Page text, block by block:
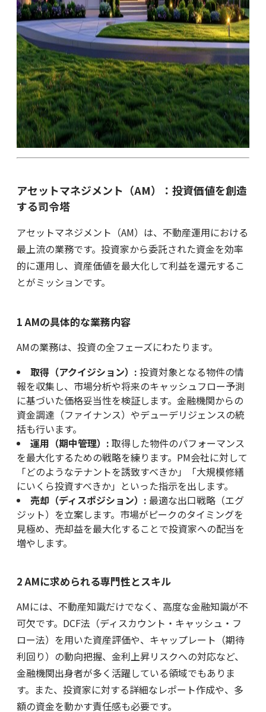
アセットマネジメント（AM）：投資価値を創造
する司令塔
アセットマネジメント（AM）は、不動産運用における
最上流の業務です。投資家から委託された資金を効率
的に運用し、資産価値を最大化して利益を還元するこ
とがミッションです。
1 AMの具体的な業務内容
AMの業務は、投資の全フェーズにわたります。
取得（アクイジション）: 投資対象となる物件の情
報を収集し、市場分析や将来のキャッシュフロー予測
に基づいた価格妥当性を検証します。金融機関からの
資金調達（ファイナンス）やデューデリジェンスの統
括も行います。
運用（期中管理）: 取得した物件のパフォーマンス
を最大化するための戦略を練ります。PM会社に対して
「どのようなテナントを誘致すべきか」「大規模修繕
にいくら投資すべきか」といった指示を出します。
売却（ディスポジション）: 最適な出口戦略（エグ
ジット）を立案します。市場がピークのタイミングを
見極め、売却益を最大化することで投資家への配当を
増やします。
2 AMに求められる専門性とスキル
AMには、不動産知識だけでなく、高度な金融知識が不
可欠です。DCF法（ディスカウント・キャッシュ・フ
ロー法）を用いた資産評価や、キャップレート（期待
利回り）の動向把握、金利上昇リスクへの対応など、
金融機関出身者が多く活躍している領域でもありま
す。また、投資家に対する詳細なレポート作成や、多
額の資金を動かす責任感も必要です。